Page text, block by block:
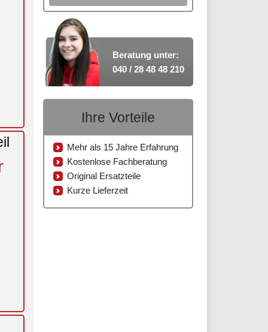
Beratung unter:
040 / 28 48 48 210
Ihre Vorteile
Mehr als 15 Jahre Erfahrung
Kostenlose Fachberatung
Original Ersatzteile
Kurze Lieferzeit